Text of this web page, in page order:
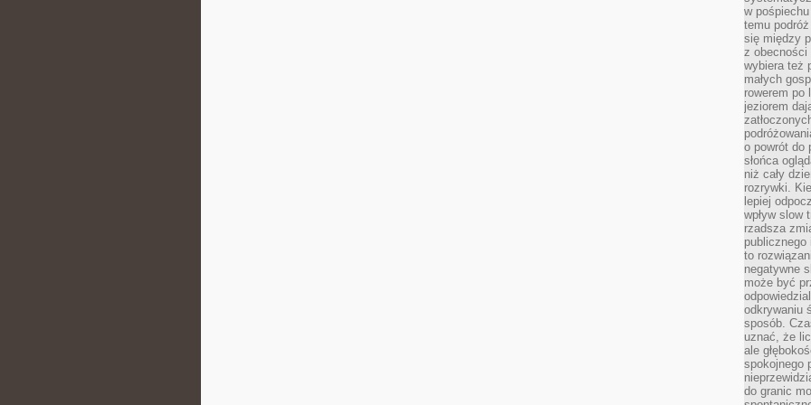
w
temu
się między
z obecności
wybiera też
małych
rowerem po
jeziorem
o powrót do
słońca
niż cały
rozrywki.
lepiej
wpływ slow
rzadsza
publicznego
to
negatywne
może być
odkrywaniu
sposób.
uznać, że
ale
spokojnego
do granic